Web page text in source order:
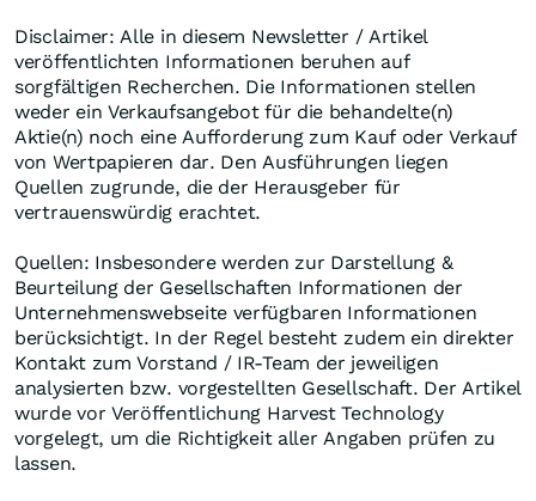
Disclaimer: Alle in diesem Newsletter / Artikel
veröffentlichten Informationen beruhen auf
sorgfältigen Recherchen. Die Informationen stellen
weder ein Verkaufsangebot für die behandelte(n)
Aktie(n) noch eine Aufforderung zum Kauf oder Verkauf
von Wertpapieren dar. Den Ausführungen liegen
Quellen zugrunde, die der Herausgeber für
vertrauenswürdig erachtet.
Quellen: Insbesondere werden zur Darstellung &
Beurteilung der Gesellschaften Informationen der
Unternehmenswebseite verfügbaren Informationen
berücksichtigt. In der Regel besteht zudem ein direkter
Kontakt zum Vorstand / IR-Team der jeweiligen
analysierten bzw. vorgestellten Gesellschaft. Der Artikel
wurde vor Veröffentlichung Harvest Technology
vorgelegt, um die Richtigkeit aller Angaben prüfen zu
lassen.